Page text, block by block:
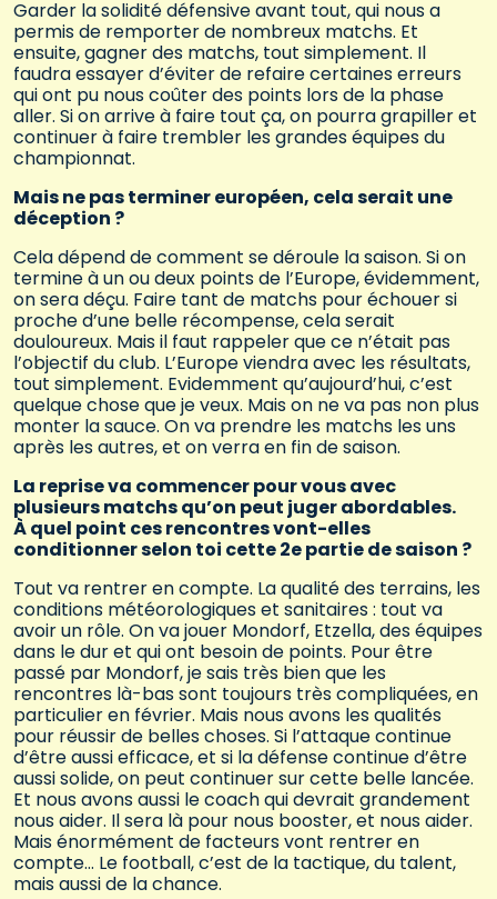
Garder la solidité défensive avant tout, qui nous a
permis de remporter de nombreux matchs. Et
ensuite, gagner des matchs, tout simplement. Il
faudra essayer d’éviter de refaire certaines erreurs
qui ont pu nous coûter des points lors de la phase
aller. Si on arrive à faire tout ça, on pourra grapiller et
continuer à faire trembler les grandes équipes du
championnat.
Mais ne pas terminer européen, cela serait une
déception ?
Cela dépend de comment se déroule la saison. Si on
termine à un ou deux points de l’Europe, évidemment,
on sera déçu. Faire tant de matchs pour échouer si
proche d’une belle récompense, cela serait
douloureux. Mais il faut rappeler que ce n’était pas
l’objectif du club. L’Europe viendra avec les résultats,
tout simplement. Evidemment qu’aujourd’hui, c’est
quelque chose que je veux. Mais on ne va pas non plus
monter la sauce. On va prendre les matchs les uns
après les autres, et on verra en fin de saison.
La reprise va commencer pour vous avec
plusieurs matchs qu’on peut juger abordables.
À quel point ces rencontres vont-elles
conditionner selon toi cette 2e partie de saison ?
Tout va rentrer en compte. La qualité des terrains, les
conditions météorologiques et sanitaires : tout va
avoir un rôle. On va jouer Mondorf, Etzella, des équipes
dans le dur et qui ont besoin de points. Pour être
passé par Mondorf, je sais très bien que les
rencontres là-bas sont toujours très compliquées, en
particulier en février. Mais nous avons les qualités
pour réussir de belles choses. Si l’attaque continue
d’être aussi efficace, et si la défense continue d’être
aussi solide, on peut continuer sur cette belle lancée.
Et nous avons aussi le coach qui devrait grandement
nous aider. Il sera là pour nous booster, et nous aider.
Mais énormément de facteurs vont rentrer en
compte… Le football, c’est de la tactique, du talent,
mais aussi de la chance.